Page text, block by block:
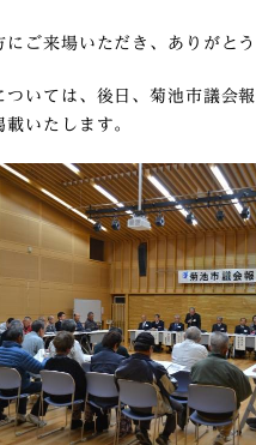
にご来場いただき、ありがとう
ついては、後日、菊池市議会
載いたします。